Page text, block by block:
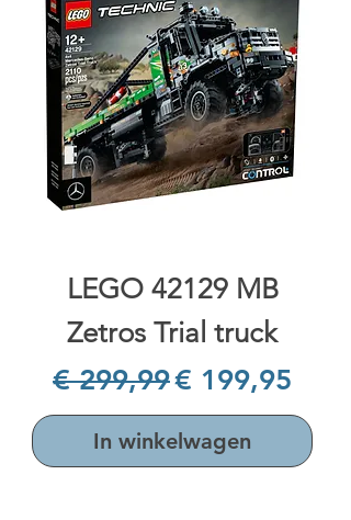
LEGO 42129 MB
Zetros Trial truck
Normale prijs
€ 299,99Verkoopprijs
€ 199,95
In winkelwagen